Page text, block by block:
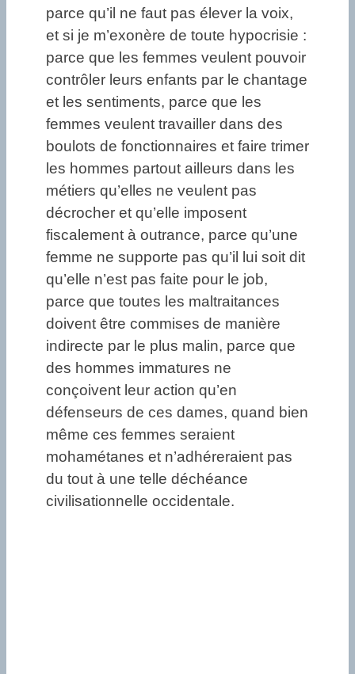
parce qu’il ne faut pas élever la voix,
et si je m’exonère de toute hypocrisie :
parce que les femmes veulent pouvoir
contrôler leurs enfants par le chantage
et les sentiments, parce que les
femmes veulent travailler dans des
boulots de fonctionnaires et faire trimer
les hommes partout ailleurs dans les
métiers qu’elles ne veulent pas
décrocher et qu’elle imposent
fiscalement à outrance, parce qu’une
femme ne supporte pas qu’il lui soit dit
qu’elle n’est pas faite pour le job,
parce que toutes les maltraitances
doivent être commises de manière
indirecte par le plus malin, parce que
des hommes immatures ne
conçoivent leur action qu’en
défenseurs de ces dames, quand bien
même ces femmes seraient
mohamétanes et n’adhéreraient pas
du tout à une telle déchéance
civilisationnelle occidentale.